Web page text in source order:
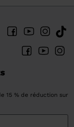
15 % de réduction sur